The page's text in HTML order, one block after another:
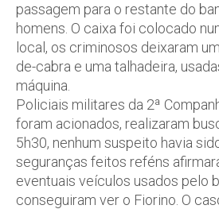
passagem para o restante do
homens. O caixa foi colocado
local, os criminosos deixaram
de-cabra e uma talhadeira,
máquina.
Policiais militares da 2ª
foram acionados, realizaram
5h30, nenhum suspeito havia
seguranças feitos reféns
eventuais veículos usados pelo
conseguiram ver o Fiorino. O